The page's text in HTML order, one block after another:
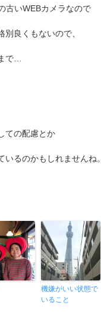
古いWEBカメラなので
良くもないので、
で…
ての配慮とか
るのかもしれませんね。
機嫌がいい状態で
いること